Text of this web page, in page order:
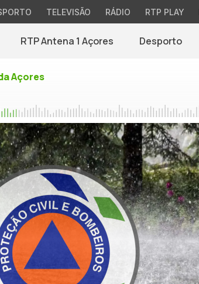
TELEVISÃO RÁDIO RTP PLAY
RTP Antena 1 Açores Desporto
Açores